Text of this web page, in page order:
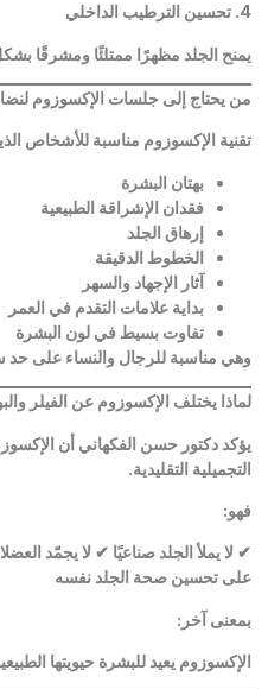
4. تحسين الترطيب الداخلي
يمنح الجلد مظهرًا ممتلئًا ومشرقًا
من يحتاج إلى جلسات الإكسوزوم
تقنية الإكسوزوم مناسبة للأشخاص
بهتان البشرة
فقدان الإشراقة الطبيعية
إرهاق الجلد
الخطوط الدقيقة
آثار الإجهاد والسهر
بداية علامات التقدم في العمر
تفاوت بسيط في لون البشرة
وهي مناسبة للرجال والنساء على حد
لماذا يختلف الإكسوزوم عن الفيلر
يؤكد دكتور حسن الفكهاني أن
التجميلية التقليدية.
فهو:
✔ لا يملأ الجلد صناعيًا ✔ لا يجمّد
على تحسين صحة الجلد نفسه
بمعنى آخر :
الإكسوزوم يعيد للبشرة حيويتها